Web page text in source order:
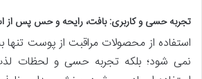
تجربه حسی و کاربری: بافت، رایحه و حس پس از
استفاده از محصولات مراقبت از پوست
نمی شود؛ بلکه تجربه حسی و لحظات